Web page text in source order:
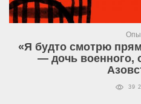
«Я будто смотрю
— дочь военного,
39